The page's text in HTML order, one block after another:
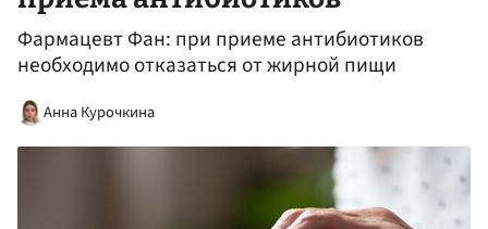
Фармацевт Фан: при приеме антибиотиков
необходимо отказаться от жирной пищи
Анна Курочкина